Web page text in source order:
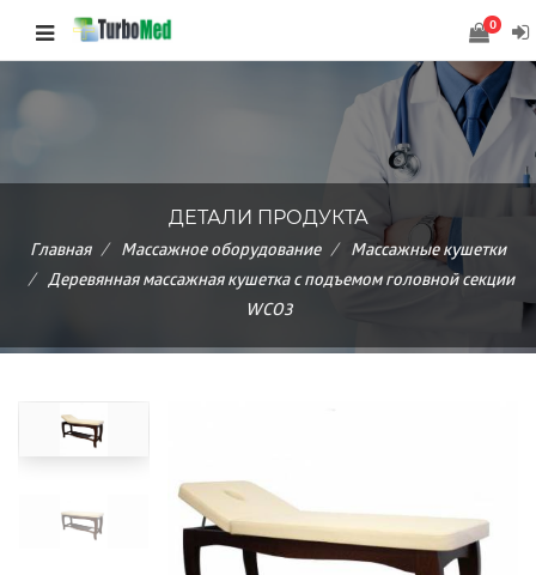
0
ДЕТАЛИ ПРОДУКТА
Главная
Массажное оборудование
Массажные кушетки
Деревянная массажная кушетка с подъемом головной секции
WCO3